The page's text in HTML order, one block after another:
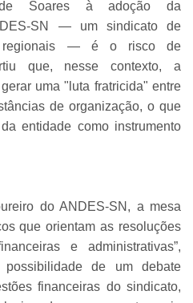
Soares à adoção da
SN — um sindicato de
regionais — é o risco de
que, nesse contexto, a
uma "luta fratricida" entre
de organização, o que
entidade como instrumento
do ANDES-SN, a mesa
que orientam as resoluções
e administrativas”,
de um debate
financeiras do sindicato,